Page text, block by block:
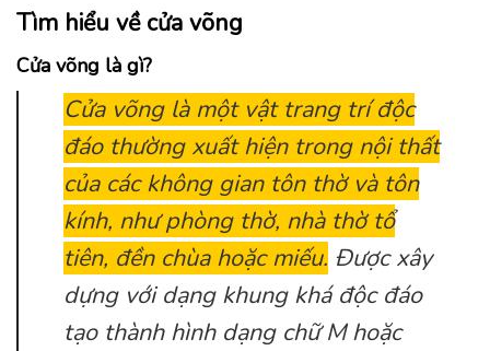
Tìm hiểu về cửa võng
Cửa võng là gì?
Cửa võng là một vật trang trí độc
đáo thường xuất hiện trong nội thất
của các không gian tôn thờ và tôn
kính, như phòng thờ, nhà thờ tổ
tiên, đền chùa hoặc miếu. Được xây
dựng với dạng khung khá độc đáo
tạo thành hình dạng chữ M hoặc